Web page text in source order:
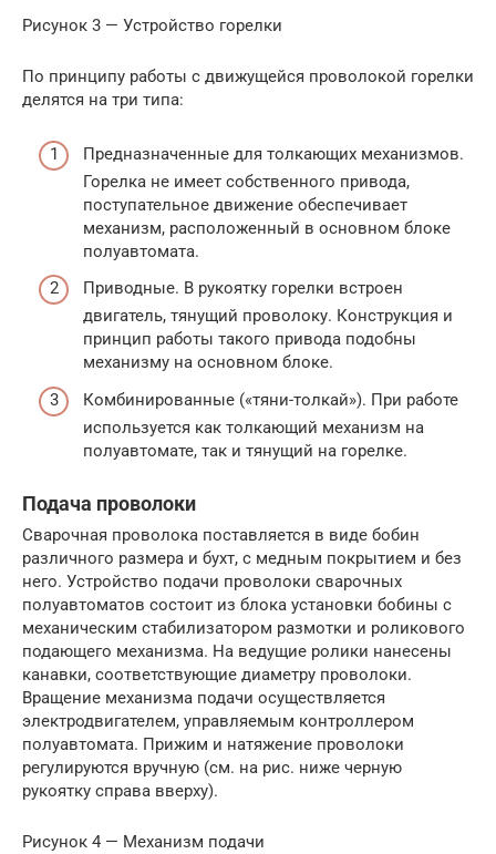
Рисунок 3 — Устройство горелки
По принципу работы с движущейся проволокой горелки
делятся на три типа:
Предназначенные для толкающих механизмов.
Горелка не имеет собственного привода,
поступательное движение обеспечивает
механизм, расположенный в основном блоке
полуавтомата.
Приводные. В рукоятку горелки встроен
двигатель, тянущий проволоку. Конструкция и
принцип работы такого привода подобны
механизму на основном блоке.
Комбинированные («тяни-толкай»). При работе
используется как толкающий механизм на
полуавтомате, так и тянущий на горелке.
Подача проволоки
Сварочная проволока поставляется в виде бобин
различного размера и бухт, с медным покрытием и без
него. Устройство подачи проволоки сварочных
полуавтоматов состоит из блока установки бобины с
механическим стабилизатором размотки и роликового
подающего механизма. На ведущие ролики нанесены
канавки, соответствующие диаметру проволоки.
Вращение механизма подачи осуществляется
электродвигателем, управляемым контроллером
полуавтомата. Прижим и натяжение проволоки
регулируются вручную (см. на рис. ниже черную
рукоятку справа вверху).
Рисунок 4 — Механизм подачи